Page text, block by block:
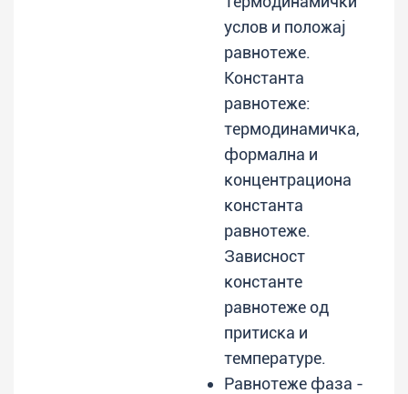
услов и положај
равнотеже.
Константа
равнотеже:
термодинамичка,
формална и
концентрациона
константа
равнотеже.
Зависност
константе
равнотеже од
притиска и
температуре.
Равнотеже фаза -